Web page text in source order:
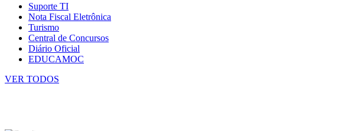
Suporte TI
Nota Fiscal Eletrônica
Turismo
Central de Concursos
Diário Oficial
EDUCAMOC
VER TODOS